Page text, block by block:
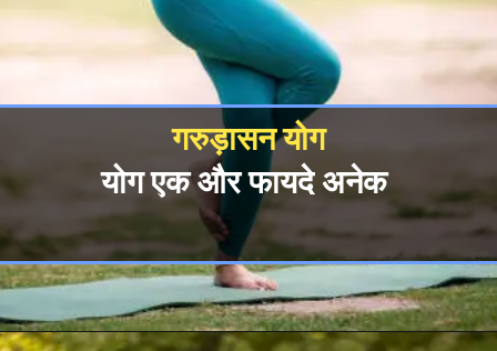
गरुड़ासन योग
योग एक और फायदे अनेक